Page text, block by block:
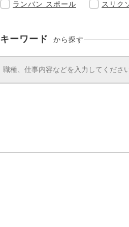
ランバン スポール スリク
キーワード から探す